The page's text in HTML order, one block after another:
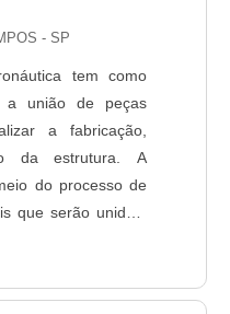
- SP
tem como
a união de peças
a fabricação,
da estrutura. A
do processo de
que serão unidos.
de manutenção;-
da mão de